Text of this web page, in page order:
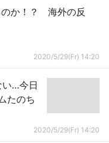
のか！？ 海外の反
2020/5/29(Fr) 14:20
い…今日
たのち
2020/5/29(Fr) 14:20